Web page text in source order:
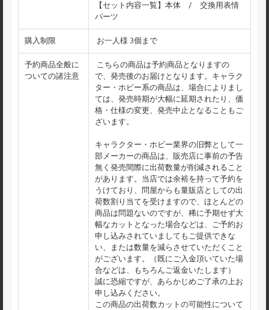
【セット内容一覧】本体 / 交換用表情
パーツ
購入制限 お一人様 3個まで
予約商品全般に
ついての諸注意
こちらの商品は予約商品となりますの
で、発売後のお届けとなります。キャラク
ター・ホビー系の商品は、場合によりまし
ては、発売時期が大幅に延期されたり、価
格・仕様の変更、発売中止となることもご
ざいます。
キャラクター・ホビー業界の旧弊として一
部メーカーの商品は、販売店に事前の予告
無く発売間際に出荷数量が削減されること
があります。当店では余裕を持って予約を
うけており、問屋からも量販店としての出
荷数割り当てを受けますので、ほとんどの
商品は問題ないのですが、稀に予期せず大
幅なカットとなった場合などは、ご予約お
申し込みされていましてもご提供できな
い、または数量を減らさせていただくこと
がございます。（既にご入金頂いていた場
合などは、もちろんご返金いたします）
誠に恐縮ですが、あらかじめご了承の上お
申し込みください。
この商品の出荷数カットの可能性について